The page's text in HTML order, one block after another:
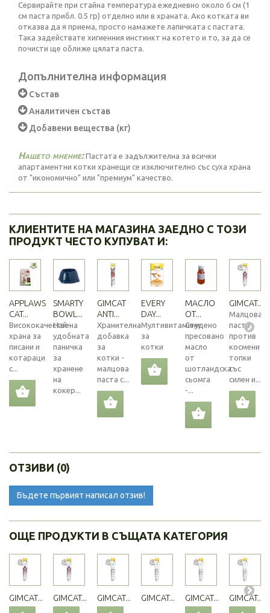
Сервирайте при стайна температура ежедневно около 6 см (1
см паста прибл. 0.5 гр) отделно или в храната. Ако котката ви
отказва да я приема, просто намажете лапичката с пастата.
Така задействате хигиенния инстинкт на котето и то, за да се
почисти ще оближе цялата паста.
Допълнителна информация
Състав
Аналитичен състав
Добавени вещества (кг)
Нашето мнение:Пастата е задължителна за всички
апартаментни котки хранещи се изключително със суха храна
от "икономично" или "премиум" качество.
КЛИЕНТИТЕ НА МАГАЗИНА ЗАЕДНО С ТОЗИ
ПРОДУКТ ЧЕСТО КУПУВАТ И:
APPLAWS
CAT...
Висококачествена
храна за
писани и
котараци
с...
SMARTY
BOWL...
Най-
удобната
паничка
за
хранене
на
кокер...
GIMCAT
ANTI...
Хранителна
добавка
за
котки -
малцова
паста с...
EVERY
DAY...
Мултивитамини
за
котки
МАСЛО
ОТ...
Студено
пресовано
масло
от
шотландска
сьомга
-...
GIMCAT...
Малцова
паста
против
космени
топки
със
силен и...
ОТЗИВИ (0)
Бъдете първият написал отзив!
ОЩЕ ПРОДУКТИ В СЪЩАТА КАТЕГОРИЯ
GIMCAT... GIMCAT... GIMCAT... GIMCAT... GIMCAT... GIMCAT...